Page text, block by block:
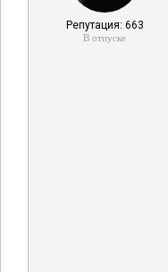
Репутация: 663
В отпуске